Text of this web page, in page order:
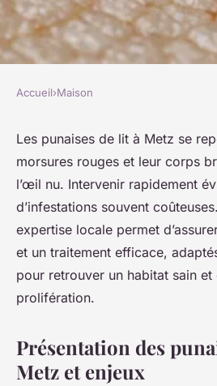
Punaises de lit à
comment les
efficacement
Livia•6 octobre 2025•5 min de
Accueil›Maison
Les punaises de lit à Metz se
morsures rouges et leur corps
l’œil nu. Intervenir rapidement
d’infestations souvent
expertise locale permet
et un traitement efficace,
pour retrouver un habitat sain et
prolifération.
Présentation des
Metz et enjeux